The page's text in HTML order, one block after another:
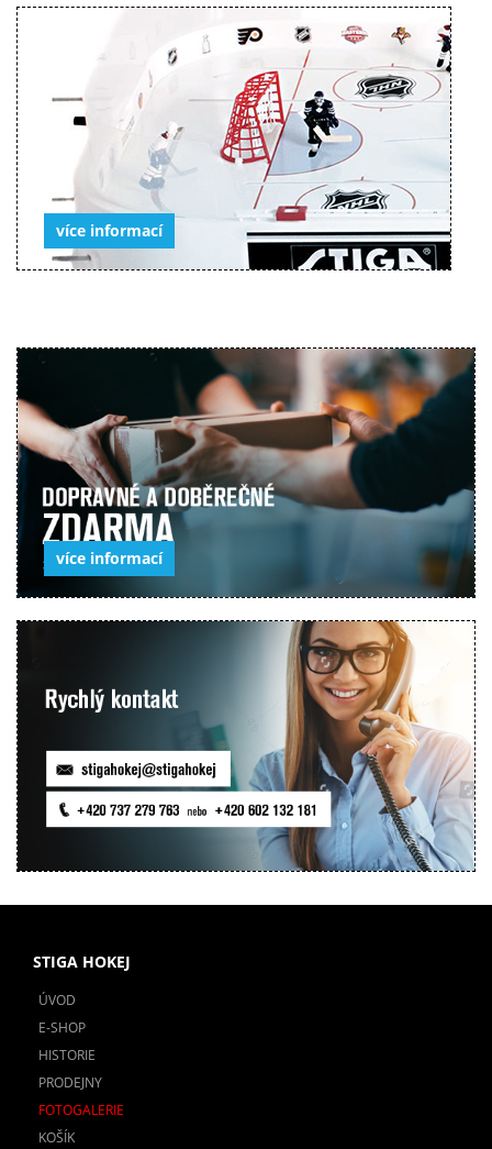
více informací
více informací
STIGA HOKEJ
ÚVOD
E-SHOP
HISTORIE
PRODEJNY
FOTOGALERIE
KOŠÍK